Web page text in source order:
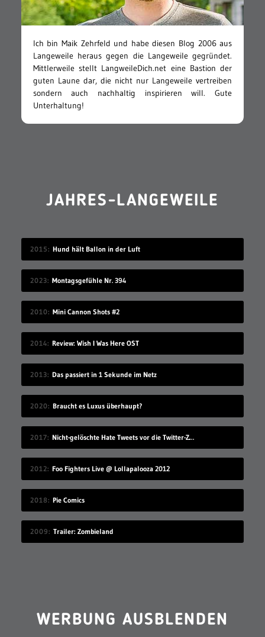
Ich bin Maik Zehrfeld und habe diesen Blog 2006 aus
Langeweile heraus gegen die Langeweile gegründet.
Mittlerweile stellt LangweileDich.net eine Bastion der
guten Laune dar, die nicht nur Langeweile vertreiben
sondern auch nachhaltig inspirieren will. Gute
Unterhaltung!
JAHRES-LANGEWEILE
2015 Hund hält Ballon in der Luft
2023 Montagsgefühle Nr. 394
2010 Mini Cannon Shots #2
2014 Review: Wish I Was Here OST
2013 Das passiert in 1 Sekunde im Netz
2020 Braucht es Luxus überhaupt?
2017 Nicht-gelöschte Hate Tweets vor die Twitter-Zentrale gesprüht
2012 Foo Fighters Live @ Lollapalooza 2012
2018 Pie Comics
2009 Trailer: Zombieland
WERBUNG AUSBLENDEN